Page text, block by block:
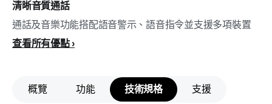
清晰音質通話
通話及音樂功能搭配語音警示、語音指令並支援多項裝置
查看所有優點
概覽 功能 技術規格 支援